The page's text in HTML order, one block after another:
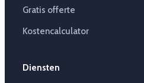
Gratis offerte
Kostencalculator
Diensten